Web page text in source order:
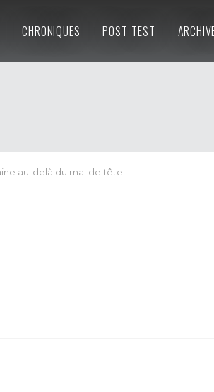
CHRONIQUES POST-TEST
au-delà du mal de tête